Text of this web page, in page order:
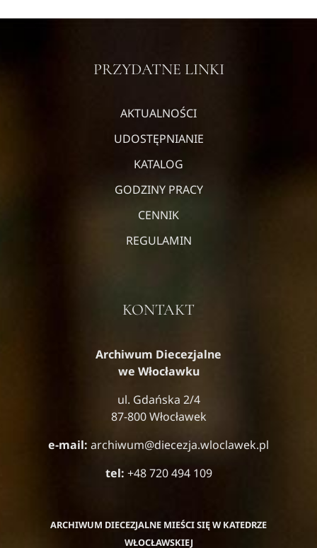
PRZYDATNE LINKI
AKTUALNOŚCI
UDOSTĘPNIANIE
KATALOG
GODZINY PRACY
CENNIK
REGULAMIN
ARCHIWUM DIECEZJALNE MIEŚCI SIĘ W KATEDRZE
WŁOCŁAWSKIEJ
KONTAKT
Archiwum Diecezjalne
we Włocławku
ul. Gdańska 2/4
87-800 Włocławek
e-mail: archiwum@diecezja.wloclawek.pl
tel: +48 720 494 109